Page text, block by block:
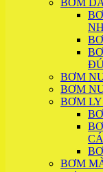
BƠM
BƠM
BƠM
BƠM
BƠM